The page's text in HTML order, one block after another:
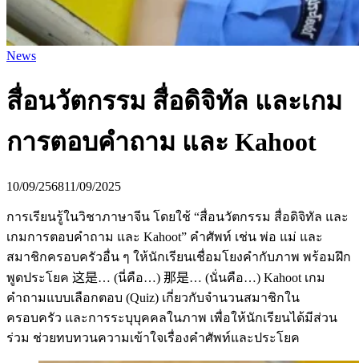
News
สื่อนวัตกรรม สื่อดิจิทัล และเกม
การตอบคำถาม และ Kahoot
10/09/256811/09/2025
การเรียนรู้ในวิชาภาษาจีน โดยใช้ “สื่อนวัตกรรม สื่อดิจิทัล และ
เกมการตอบคำถาม และ Kahoot” คำศัพท์ เช่น พ่อ แม่ และ
สมาชิกครอบครัวอื่น ๆ ให้นักเรียนเชื่อมโยงคำกับภาพ พร้อมฝึก
พูดประโยค 这是… (นี่คือ…) 那是… (นั่นคือ…) Kahoot เกม
คำถามแบบเลือกตอบ (Quiz) เกี่ยวกับจำนวนสมาชิกใน
ครอบครัว และการระบุบุคคลในภาพ เพื่อให้นักเรียนได้มีส่วน
ร่วม ช่วยทบทวนความเข้าใจเรื่องคำศัพท์และประโยค